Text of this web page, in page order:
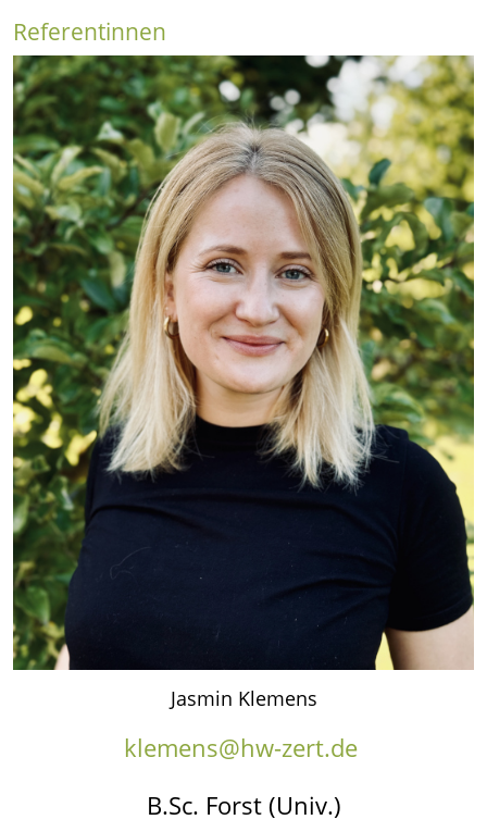
Referentinnen
Jasmin Klemens
klemens@hw-zert.de
B.Sc. Forst (Univ.)